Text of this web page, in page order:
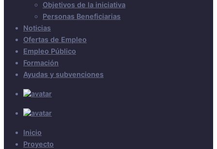
Objetivos de la iniciativa
Personas Beneficiarias
Noticias
Ofertas de Empleo
Empleo Público
Formación
Ayudas y subvenciones
Inicio
Proyecto